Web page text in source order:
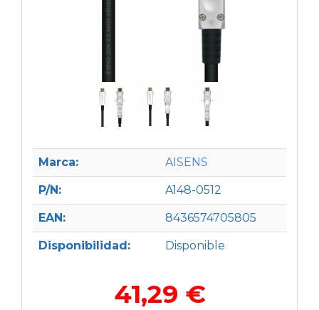
Marca: AISENS
P/N: A148-0512
EAN: 8436574705805
Disponibilidad: Disponible
41,29 €